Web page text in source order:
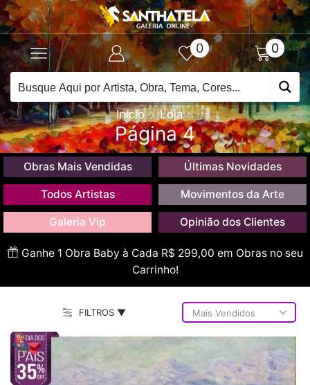
0 0
Início Loja
Página 4
Obras Mais Vendidas Últimas Novidades
Todos Artistas Movimentos da Arte
Galeria Vip Opinião dos Clientes
Ganhe 1 Obra Baby à Cada R$ 299,00 em Obras no seu
Carrinho!
FILTROS ▼